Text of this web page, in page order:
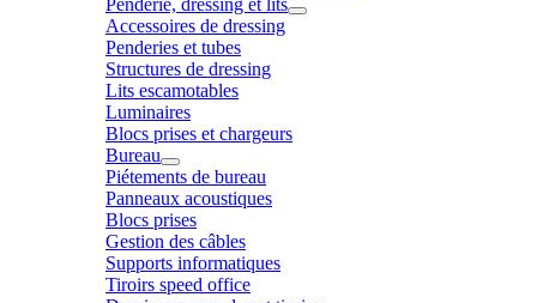
Accessoires de dressing
Penderies et tubes
Structures de dressing
Lits escamotables
Luminaires
Blocs prises et chargeurs
Bureau
Piétements de bureau
Panneaux acoustiques
Blocs prises
Gestion des câbles
Supports informatiques
Tiroirs speed office